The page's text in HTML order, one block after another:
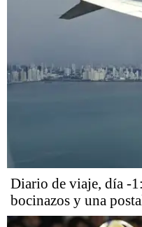
Diario de viaje, día -
bocinazos y una